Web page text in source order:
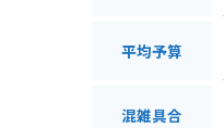
平均予算
混雑具合